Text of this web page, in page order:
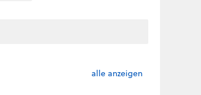
alle anzeigen